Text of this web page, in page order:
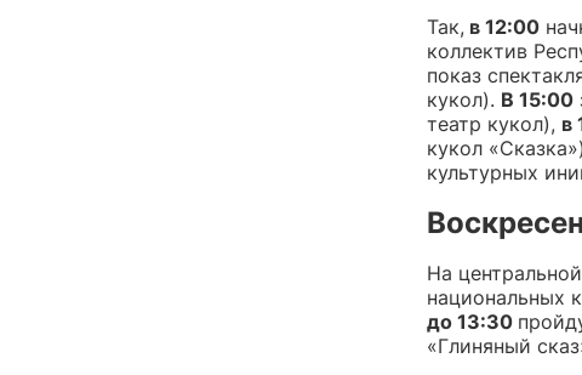
Так, в 12:00
коллектив
показ
кукол). В 15:00
театр кукол), в
кукол
культурных
На
национальных
до 13:30
«Глиняный